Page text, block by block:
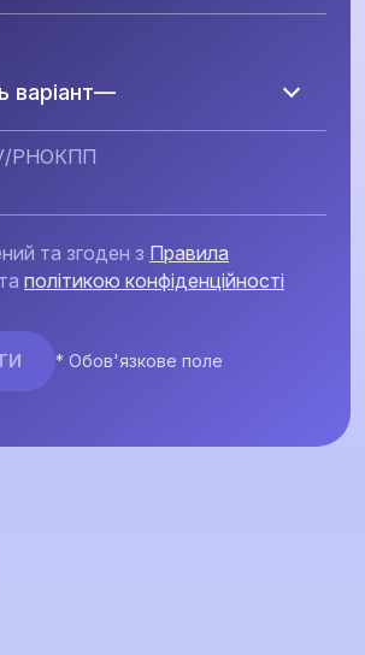
варіант—
РНОКПП
та згоден з Правила
та політикою конфіденційності
* Обов'язкове поле